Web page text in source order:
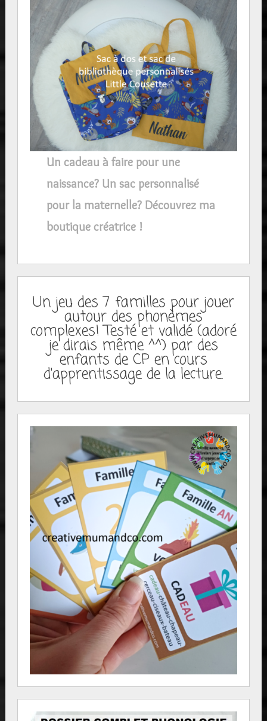
Un cadeau à faire pour une
naissance? Un sac personnalisé
pour la maternelle? Découvrez ma
boutique créatrice !
Un jeu des 7 familles pour jouer
autour des phonèmes
complexes! Testé et validé (adoré
je dirais même ^^) par des
enfants de CP en cours
d'apprentissage de la lecture.